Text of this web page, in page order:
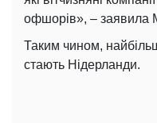
офшорів», – заявила
Таким чином,
стають Нідерланди.